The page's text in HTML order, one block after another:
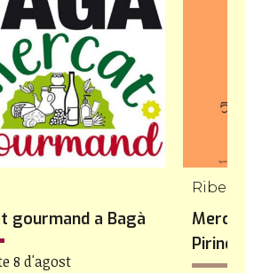
gourmand a Bagà
8 d'agost
Mercat
Pirineu